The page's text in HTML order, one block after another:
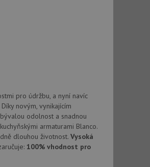
pro údržbu, a nyní navíc
Díky novým, vynikajícím
odolnost a snadnou
armaturami Blanco.
dlouhou životnost. Vysoká
100% vhodnost pro